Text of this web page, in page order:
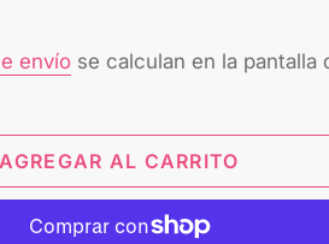
envío se calculan en la pantalla
AGREGAR AL CARRITO